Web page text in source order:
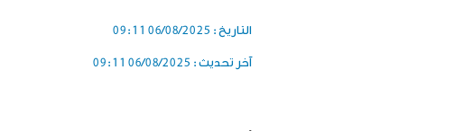
التاريخ : 06/08/2025 09:11
آخر تحديث : 06/08/2025 09:11